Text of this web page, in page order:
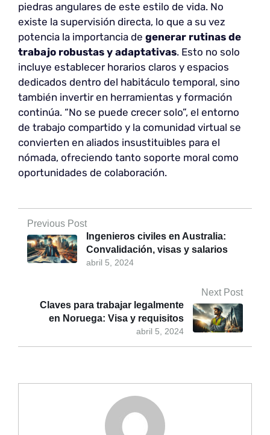
piedras angulares de este estilo de vida. No
existe la supervisión directa, lo que a su vez
potencia la importancia de generar rutinas de
trabajo robustas y adaptativas. Esto no solo
incluye establecer horarios claros y espacios
dedicados dentro del habitáculo temporal, sino
también invertir en herramientas y formación
continúa. “No se puede crecer solo”, el entorno
de trabajo compartido y la comunidad virtual se
convierten en aliados insustituibles para el
nómada, ofreciendo tanto soporte moral como
oportunidades de colaboración.
Previous Post
abril 5, 2024
Ingenieros civiles en Australia:
Convalidación, visas y salarios
Next Post
abril 5, 2024
Claves para trabajar legalmente
en Noruega: Visa y requisitos